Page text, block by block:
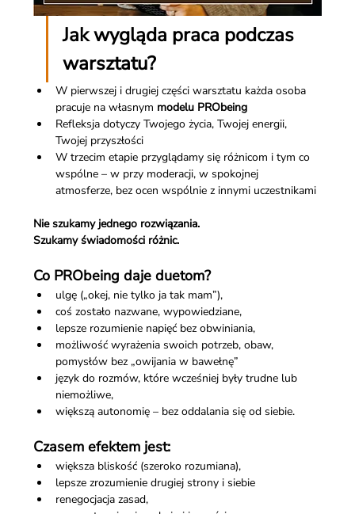
Jak wygląda praca podczas
warsztatu?
W pierwszej i drugiej części warsztatu każda osoba
pracuje na własnym modelu PRObeing
Refleksja dotyczy Twojego życia, Twojej energii,
Twojej przyszłości
W trzecim etapie przyglądamy się różnicom i tym co
wspólne – w przy moderacji, w spokojnej
atmosferze, bez ocen wspólnie z innymi uczestnikami
Nie szukamy jednego rozwiązania.
Szukamy świadomości różnic.
Co PRObeing daje duetom?
ulgę („okej, nie tylko ja tak mam”),
coś zostało nazwane, wypowiedziane,
lepsze rozumienie napięć bez obwiniania,
możliwość wyrażenia swoich potrzeb, obaw,
pomysłów bez „owijania w bawełnę”
język do rozmów, które wcześniej były trudne lub
niemożliwe,
większą autonomię – bez oddalania się od siebie.
Czasem efektem jest:
większa bliskość (szeroko rozumiana),
lepsze zrozumienie drugiej strony i siebie
renegocjacja zasad,